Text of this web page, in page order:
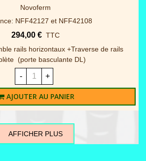
Novoferm
NFF42127 et NFF42108
294,00 € TTC
rails horizontaux +Traverse de rails
(porte basculante DL)
- +
AJOUTER AU PANIER
AFFICHER PLUS